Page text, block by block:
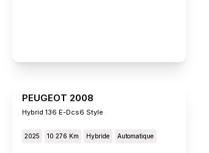
PEUGEOT 2008
Hybrid 136 E-Dcs6 Style
2025 10 276 Km Hybride Automatique